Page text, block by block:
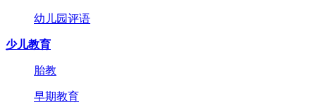
幼儿园评语
少儿教育
胎教
早期教育